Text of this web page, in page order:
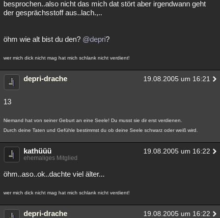
Besucht Teilgenommen
besprochen..also nicht das mich dat stört aber irgendwann geht
der gesprächsstoff aus..lach.,..
öhm wie alt bist du den? @depri?
wer mich dick nicht mag hat mich schlank nicht verdient!
depri-drache 19.08.2005 um 16:21
13
Niemand hat von seiner Geburt an eine Seele! Du musst sie dir erst verdienen.
Durch deine Taten und Gefühle bestimmst du ob deine Seele schwarz oder weiß wird.
kathüüü 19.08.2005 um 16:22
ehemaliges Mitglied
öhm..aso..ok..dachte viel älter...
wer mich dick nicht mag hat mich schlank nicht verdient!
depri-drache 19.08.2005 um 16:22